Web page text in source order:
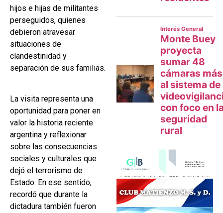
hijos e hijas de militantes
perseguidos, quienes
debieron atravesar
situaciones de
clandestinidad y
separación de sus familias.
La visita representa una
oportunidad para poner en
valor la historia reciente
argentina y reflexionar
sobre las consecuencias
sociales y culturales que
dejó el terrorismo de
Estado. En ese sentido,
recordó que durante la
dictadura también fueron